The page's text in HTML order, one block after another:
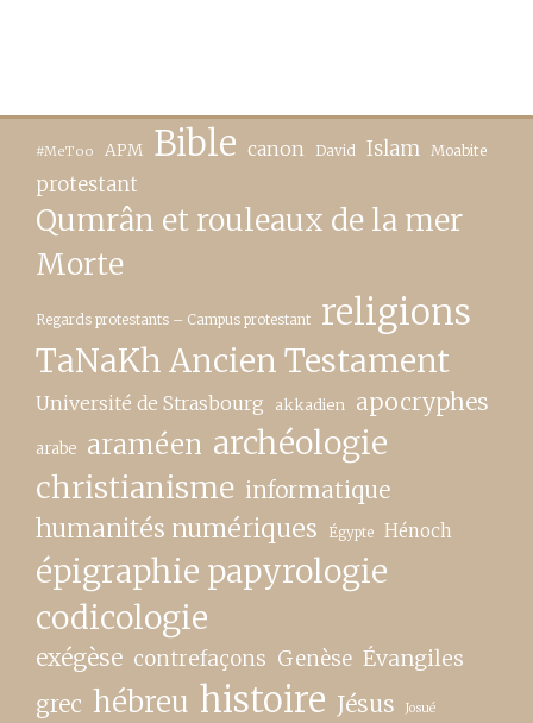
#MeToo APM Bible canon David Islam Moabite
protestant
Qumrân et rouleaux de la mer
Morte
Regards protestants – Campus protestant religions
TaNaKh Ancien Testament
Université de Strasbourg akkadien apocryphes
arabe araméen archéologie
christianisme informatique
humanités numériques Égypte Hénoch
épigraphie papyrologie
codicologie
exégèse contrefaçons Genèse Évangiles
grec hébreu histoire Jésus Josué